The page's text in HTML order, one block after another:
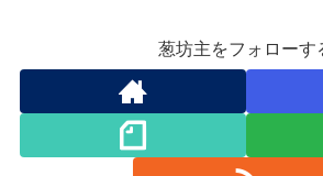
葱坊主をフォローす